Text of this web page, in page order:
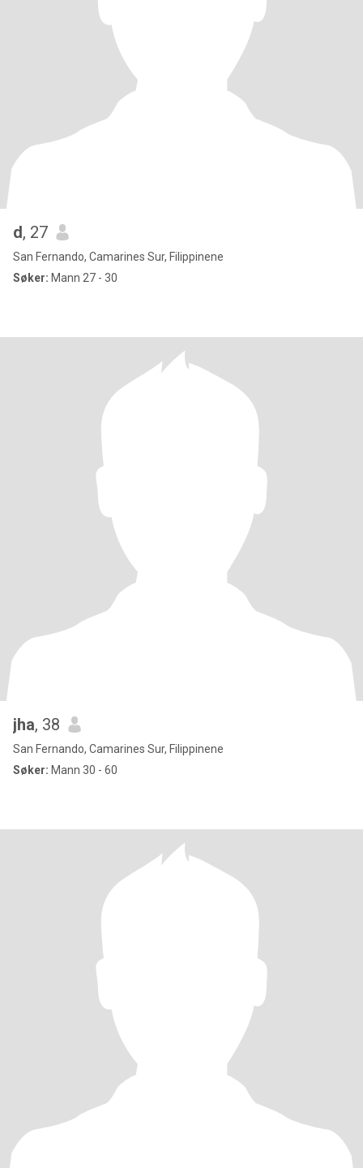
d, 27
San Fernando, Camarines Sur, Filippinene
Søker: Mann 27 - 30
jha, 38
San Fernando, Camarines Sur, Filippinene
Søker: Mann 30 - 60